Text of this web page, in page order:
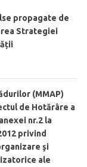
propagate de
Strategiei
(MMAP)
de Hotărâre a
nr.2 la
privind
şi
ale